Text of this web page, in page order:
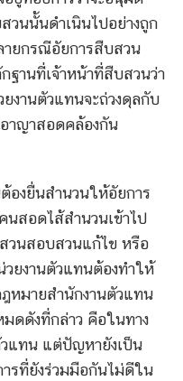
วนนั้นดำเนินไปอย่างถูก
ายกรณีอัยการสืบสวน
ฐานที่เจ้าหน้าที่สืบสวนว่า
งานตัวแทนจะถ่วงดุลกับ
าญาสอดคล้องกัน
องยื่นสำนวนให้อัยการ
นสอดไส้สำนวนเข้าไป
วนสอบสวนแก้ไข หรือ
ยงานตัวแทนต้องทำให้
หมายสำนักงานตัวแทน
มดดังที่กล่าว คือในทาง
แทน แต่ปัญหายังเป็น
ารที่ยังร่วมมือกันไม่ดีใน